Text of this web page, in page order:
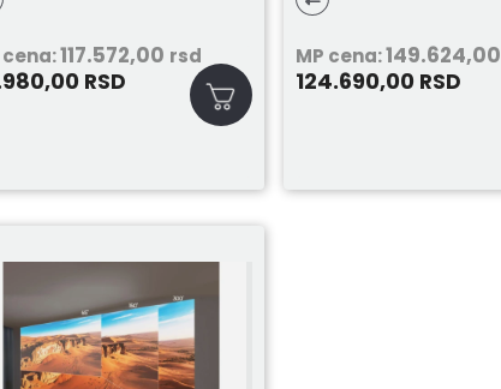
cena:117.572,00 rsd
RSD
MP cena:149.624,00
124.690,00 RSD